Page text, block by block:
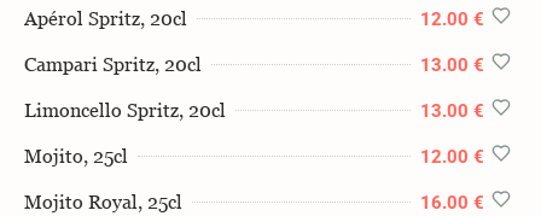
Apérol Spritz, 20cl 12.00 €
Campari Spritz, 20cl 13.00 €
Limoncello Spritz, 20cl 13.00 €
Mojito, 25cl 12.00 €
Mojito Royal, 25cl 16.00 €